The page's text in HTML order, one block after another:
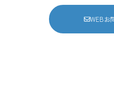
WEBお